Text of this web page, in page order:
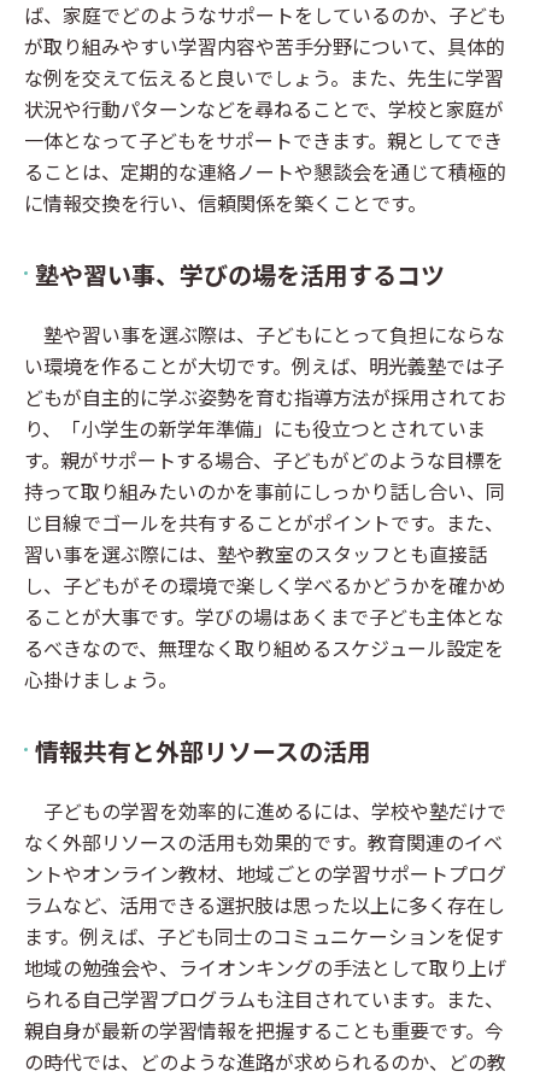
ば、家庭でどのようなサポートをしているのか、子ども
が取り組みやすい学習内容や苦手分野について、具体的
な例を交えて伝えると良いでしょう。また、先生に学習
状況や行動パターンなどを尋ねることで、学校と家庭が
一体となって子どもをサポートできます。親としてでき
ることは、定期的な連絡ノートや懇談会を通じて積極的
に情報交換を行い、信頼関係を築くことです。
塾や習い事、学びの場を活用するコツ
塾や習い事を選ぶ際は、子どもにとって負担にならな
い環境を作ることが大切です。例えば、明光義塾では子
どもが自主的に学ぶ姿勢を育む指導方法が採用されてお
り、「小学生の新学年準備」にも役立つとされていま
す。親がサポートする場合、子どもがどのような目標を
持って取り組みたいのかを事前にしっかり話し合い、同
じ目線でゴールを共有することがポイントです。また、
習い事を選ぶ際には、塾や教室のスタッフとも直接話
し、子どもがその環境で楽しく学べるかどうかを確かめ
ることが大事です。学びの場はあくまで子ども主体とな
るべきなので、無理なく取り組めるスケジュール設定を
心掛けましょう。
情報共有と外部リソースの活用
子どもの学習を効率的に進めるには、学校や塾だけで
なく外部リソースの活用も効果的です。教育関連のイベ
ントやオンライン教材、地域ごとの学習サポートプログ
ラムなど、活用できる選択肢は思った以上に多く存在し
ます。例えば、子ども同士のコミュニケーションを促す
地域の勉強会や、ライオンキングの手法として取り上げ
られる自己学習プログラムも注目されています。また、
親自身が最新の学習情報を把握することも重要です。今
の時代では、どのような進路が求められるのか、どの教